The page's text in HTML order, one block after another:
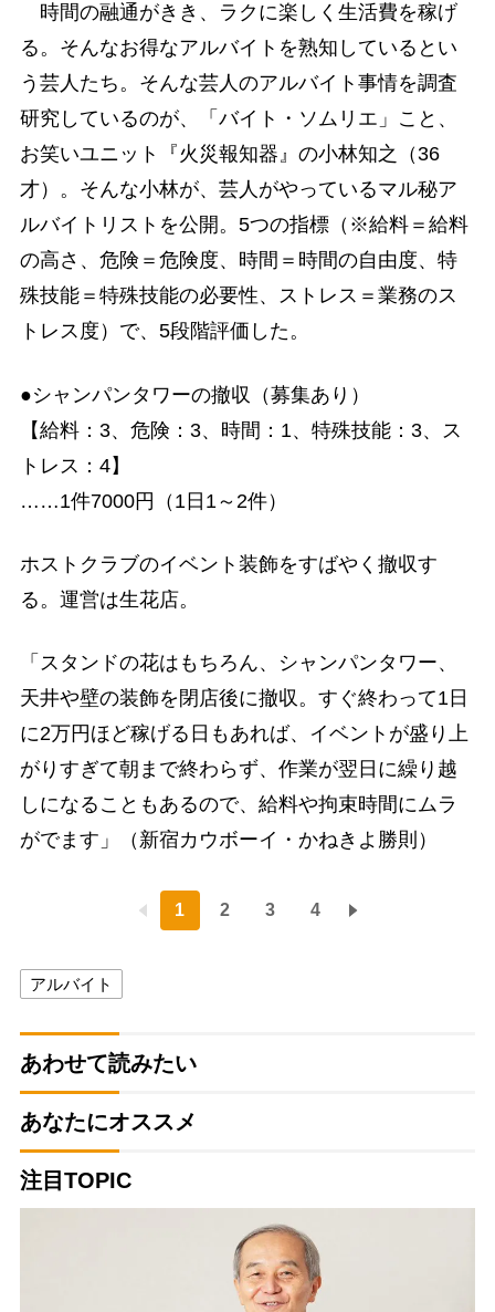
時間の融通がきき、ラクに楽しく生活費を稼げ
る。そんなお得なアルバイトを熟知しているとい
う芸人たち。そんな芸人のアルバイト事情を調査
研究しているのが、「バイト・ソムリエ」こと、
お笑いユニット『火災報知器』の小林知之（36
才）。そんな小林が、芸人がやっているマル秘ア
ルバイトリストを公開。5つの指標（※給料＝給料
の高さ、危険＝危険度、時間＝時間の自由度、特
殊技能＝特殊技能の必要性、ストレス＝業務のス
トレス度）で、5段階評価した。
●シャンパンタワーの撤収（募集あり）
【給料：3、危険：3、時間：1、特殊技能：3、ス
トレス：4】
……1件7000円（1日1～2件）
ホストクラブのイベント装飾をすばやく撤収す
る。運営は生花店。
「スタンドの花はもちろん、シャンパンタワー、
天井や壁の装飾を閉店後に撤収。すぐ終わって1日
に2万円ほど稼げる日もあれば、イベントが盛り上
がりすぎて朝まで終わらず、作業が翌日に繰り越
しになることもあるので、給料や拘束時間にムラ
がでます」（新宿カウボーイ・かねきよ勝則）
1 2 3 4
アルバイト
あわせて読みたい
あなたにオススメ
注目TOPIC